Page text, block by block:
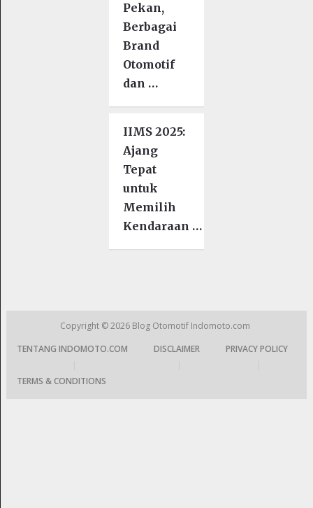
Pekan,
Berbagai
Brand
Otomotif
dan …
IIMS 2025:
Ajang
Tepat
untuk
Memilih
Kendaraan …
Copyright © 2026 Blog Otomotif Indomoto.com
TENTANG INDOMOTO.COM
DISCLAIMER
PRIVACY POLICY
TERMS & CONDITIONS